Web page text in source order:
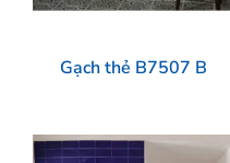
Gạch thẻ B7507 B